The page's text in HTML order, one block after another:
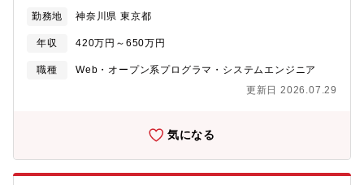
等）、BIツールなどの需要が高まっています。これまで人力で作
業していた業務にシステムを導入し自動化することで、業務スピ
ードや業務の正確さの向上につながり、生産性向上・業務効率
化・品質向上が期待できます。また、人件費の削減にも一役買う
ます。同社でもお客様のニーズにお応えできるよう、部署を新た
に応じて、RPA・ローコード・BIなどのデジタルツールを活用
し、業務効率化・DX推進の実務を通じて支援していただきます。
【具体的な業務内容】■ プロジェクト業務（ご経験に応じて即戦
力または段階的に）・顧客との打ち合わせを通じたAS-IS（現状業
勤務地 神奈川県 東京都
年収 420万円～650万円
職種
Web・オープン系プログラマ・システムエンジニア
更新日 2026.07.29
気になる